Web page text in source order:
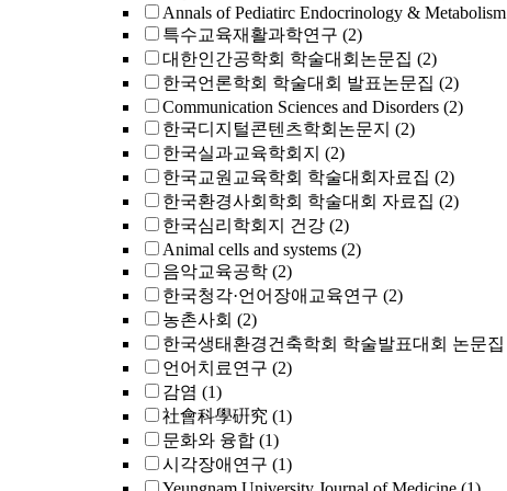
Annals of Pediatirc Endocrinology & Metabolism
특수교육재활과학연구 (2)
대한인간공학회 학술대회논문집 (2)
한국언론학회 학술대회 발표논문집 (2)
Communication Sciences and Disorders (2)
한국디지털콘텐츠학회논문지 (2)
한국실과교육학회지 (2)
한국교원교육학회 학술대회자료집 (2)
한국환경사회학회 학술대회 자료집 (2)
한국심리학회지 건강 (2)
Animal cells and systems (2)
음악교육공학 (2)
한국청각·언어장애교육연구 (2)
농촌사회 (2)
한국생태환경건축학회 학술발표대회 논문집
언어치료연구 (2)
감염 (1)
社會科學硏究 (1)
문화와 융합 (1)
시각장애연구 (1)